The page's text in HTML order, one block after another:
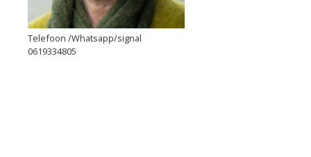
Telefoon /Whatsapp/signal
0619334805